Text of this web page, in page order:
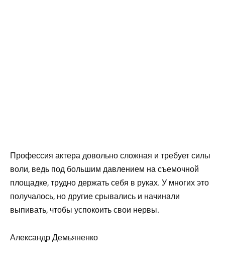
Профессия актера довольно сложная и требует силы
воли, ведь под большим давлением на съемочной
площадке, трудно держать себя в руках. У многих это
получалось, но другие срывались и начинали
выпивать, чтобы успокоить свои нервы.
Александр Демьяненко